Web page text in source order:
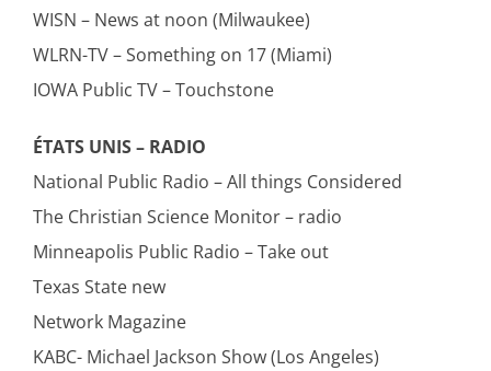
WISN – News at noon (Milwaukee)
WLRN-TV – Something on 17 (Miami)
IOWA Public TV – Touchstone
ÉTATS UNIS – RADIO
National Public Radio – All things Considered
The Christian Science Monitor – radio
Minneapolis Public Radio – Take out
Texas State new
Network Magazine
KABC- Michael Jackson Show (Los Angeles)